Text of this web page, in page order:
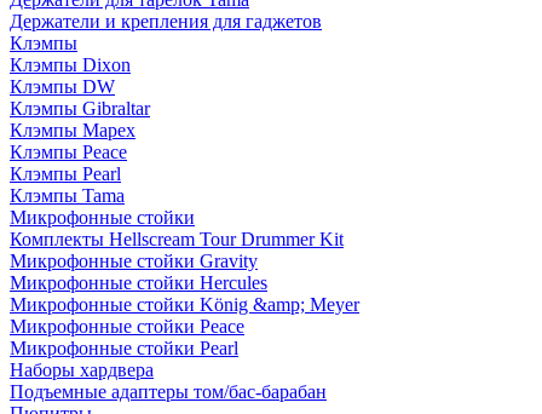
Держатели и крепления для гаджетов
Клэмпы
Клэмпы Dixon
Клэмпы DW
Клэмпы Gibraltar
Клэмпы Mapex
Клэмпы Peace
Клэмпы Pearl
Клэмпы Tama
Микрофонные стойки
Комплекты Hellscream Tour Drummer Kit
Микрофонные стойки Gravity
Микрофонные стойки Hercules
Микрофонные стойки König &amp; Meyer
Микрофонные стойки Peace
Микрофонные стойки Pearl
Наборы хардвера
Подъемные адаптеры том/бас-барабан